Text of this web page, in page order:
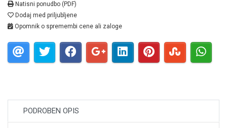
Natisni ponudbo (PDF)
Dodaj med priljubljene
Opomnik o spremembi cene ali zaloge
PODROBEN OPIS